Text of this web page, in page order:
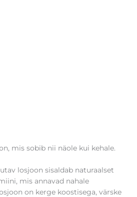
mis sobib nii näole kui kehale.
losjoon sisaldab naturaalset
mis annavad nahale
on kerge koostisega, värske